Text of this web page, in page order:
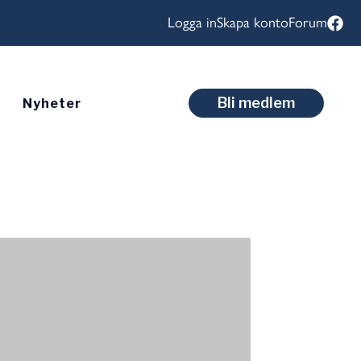
Logga inSkapa kontoForum
Nyheter Bli medlem